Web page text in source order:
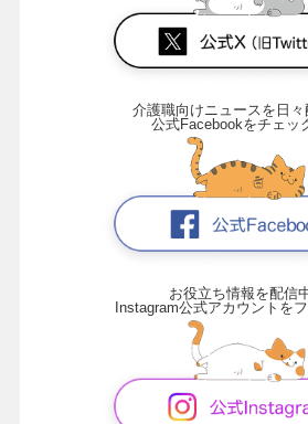
介護職向けニュースを日々
公式Facebookをチェッ
お役立ち情報を配信
Instagram公式アカウントを